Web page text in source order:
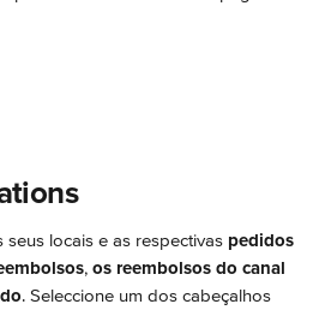
locais e as respectivas pedidos
, os reembolsos do canal
. Seleccione um dos cabeçalhos